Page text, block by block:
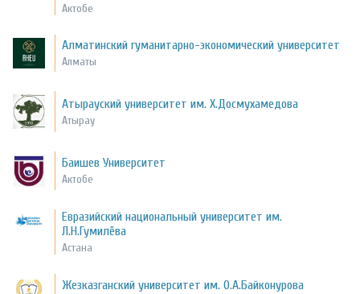
Актобе
Алматинский гуманитарно-экономический университет
Алматы
Атырауский университет им. Х.Досмухамедова
Атырау
Баишев Университет
Актобе
Евразийский национальный университет им.
Л.Н.Гумилёва
Астана
Жезказганский университет им. О.А.Байконурова